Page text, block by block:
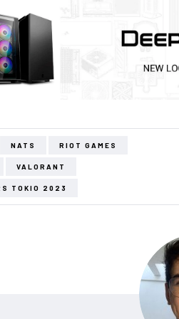
NATS RIOT GAMES
VALORANT
TOKIO 2023